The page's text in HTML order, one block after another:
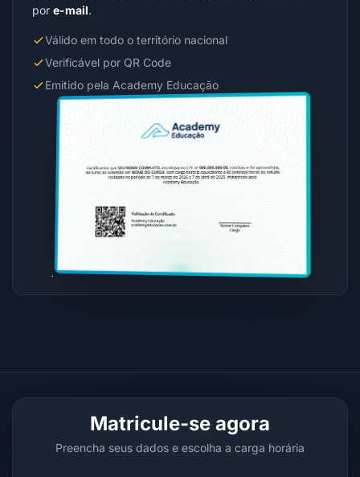
por e-mail.
Válido em todo o território nacional
Verificável por QR Code
Emitido pela Academy Educação
Matricule-se agora
Preencha seus dados e escolha a carga horária